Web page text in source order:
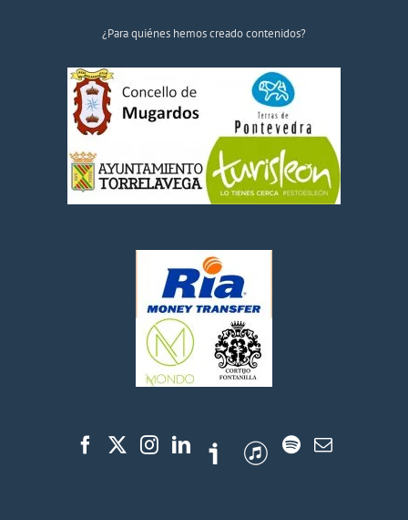
¿Para quiénes hemos creado contenidos?